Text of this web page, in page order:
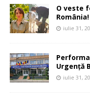
O veste
România!
iulie 31,
Urgență
iulie 31,